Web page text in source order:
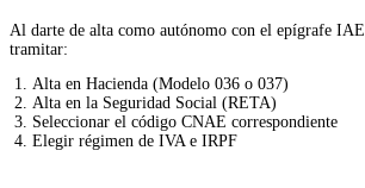
Al darte de alta como autónomo con el epígrafe IAE
tramitar:
Alta en Hacienda (Modelo 036 o 037)
Alta en la Seguridad Social (RETA)
Seleccionar el código CNAE correspondiente
Elegir régimen de IVA e IRPF